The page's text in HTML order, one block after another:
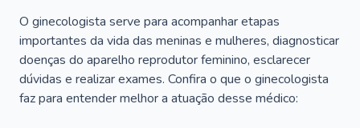
O ginecologista serve para acompanhar etapas
importantes da vida das meninas e mulheres, diagnosticar
doenças do aparelho reprodutor feminino, esclarecer
dúvidas e realizar exames. Confira o que o ginecologista
faz para entender melhor a atuação desse médico: